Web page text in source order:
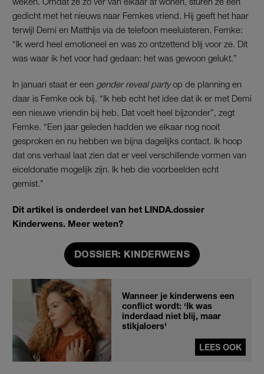
gedicht met het nieuws naar Femkes vriend. Hij geeft het haar
terwijl Demi en Matthijs via de telefoon meeluisteren. Femke:
“Ik werd heel emotioneel en was zo ontzettend blij voor ze. Dít
was waar ik het voor had gedaan: het was gewoon gelukt.”
In januari staat er een gender reveal partyop de planning en
daar is Femke ook bij. “Ik heb echt het idee dat ik er met Demi
een nieuwe vriendin bij heb. Dat voelt heel bijzonder”, zegt
Femke. “Een jaar geleden hadden we elkaar nog nooit
gesproken en nu hebben we bijna dagelijks contact. Ik hoop
dat ons verhaal laat zien dat er veel verschillende vormen van
eiceldonatie mogelijk zijn. Ik heb die voorbeelden echt
gemist.”
Dit artikel is onderdeel van het LINDA.dossier
Kinderwens. Meer weten?
DOSSIER: KINDERWENS
Wanneer je kinderwens een
conflict wordt: ‘Ik was
inderdaad niet blij, maar
stikjaloers'
LEES OOK